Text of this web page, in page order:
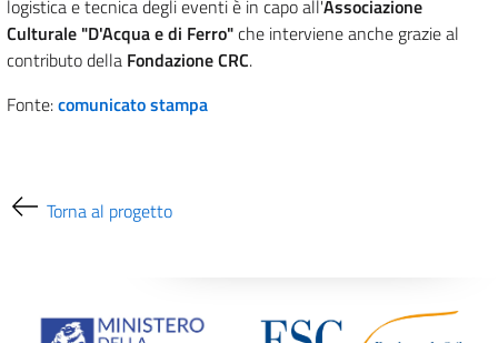
logistica e tecnica degli eventi è in capo all'Associazione
Culturale "D'Acqua e di Ferro"che interviene anche grazie al
contributo della Fondazione CRC.
Fonte:comunicato stampa
Torna al progetto